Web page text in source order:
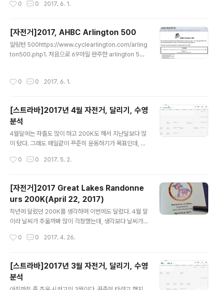
아쉽게도 100마일 넘는 장거리는 한번도 못탔다...
다. 수, 금은 그룹 라이딩이니, 12번은 할수 있겠다. 6월달
에 100마일을 목표로 장거리 라이딩을 했는데, 94.1마일
밖에 못탔다. 90마일도 작지 않은거리니까. 처음에 코스를
길게 돌아오는걸로 했었어야 했는데, 90마일 넘어서 목적
지에 도착하니까. 그 근처에서 거리를 늘리기는 쉽지 않았
인 Arlington 500를 나가서 6..
0 0 2017. 6. 1.
[자전거]2017, AHBC Arlington 500
알링턴 500https://www.cyclearlington.com/arling
ton500.php1. 처음으로 69마일 완주한 arlington 500
에서 출발해서 17마일 지점에 있는 휴식장소를 기점으로
00ft 정도이다. 매번 평지만 타는 코스에서 오랜만에 타는
언덕이라 왼쪽 아킬레스건이 조금은 아팠다. 그래도 70마
일을 4시간 8분에 완주했다. 쉬는시간이 2시간 7분이니.
많이 쉬긴 쉬었다.내년에는 좀 더 빨라 질려나? 2. 휴식장
0 0 2017. 6. 1.
[스트라바]2017년 4월 자전거, 달리기, 수영
분석
4월달에는 자출도 많이 하고 200K도 해서 지난달보다 많
이 탔다. 그래도 매일같이 꾸준히 운동하기가 목표인데, 조
고 애써 위로해 본다. 34시간이니, 하루에 1시간 이상씩은
보다 쉰날이 많다. 지난달과 비교해서 보니 22번, 자전거
탄 회수는 같다. 거리가 많이 차이나는구나. 한달에 30번
이상 탈수 있도록 춥고, 귀찮아도 노력해야겠다. 달리기를
시작해야 할것 같은데, 많이는 아니더라도 일주일에 3번
정도 1시간정도씩 시작해 보면 어떨까 한다. 5월달 기록은
가려면 아직 차이가 많이 난다. 화이팅!
0 0 2017. 5. 2.
[자전거]2017 Great Lakes Randonne
urs 200K(April 22, 2017)
작년에 달렸던 200K를 생각하며 이번에도 달렸다. 4월 말
이라 날씨가 추울까봐 많이 걱정했는데, 생각보다 날씨가
돌아오는 코스라서 그런지 더 익숙하게 느껴진다. 조금은
간은 8시간 57분, 평속은 15.8mi/h이다. 기록을 보니, 자
전거 탄시간은 작년보다 46분 정도 줄었고, 쉬는 시간은 1
시간 30분 정도 줄었다. 케이던스는 74에서 76으로 2정
0 0 2017. 4. 26.
[스트라바]2017년 3월 자전거, 달리기, 수영
분석